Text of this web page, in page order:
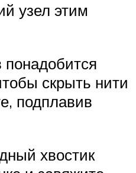
узел этим
понадобится
скрыть нити
подплавив
хвостик